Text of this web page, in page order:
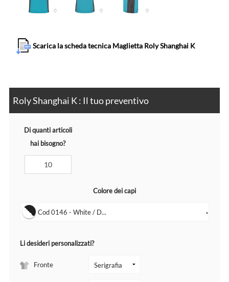
Scarica la scheda tecnica Maglietta Roly Shanghai K
Roly Shanghai K : Il tuo preventivo
Di quanti articoli
hai bisogno?
Colore dei capi
Cod 0146 - White / D... ▼
Li desideri personalizzati?
Fronte